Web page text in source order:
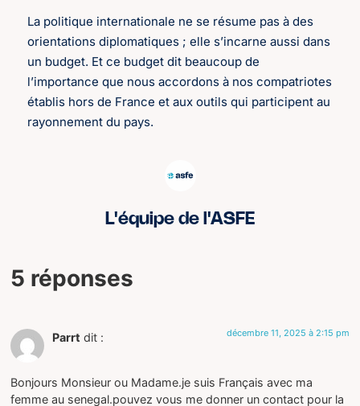
La politique internationale ne se résume pas à des
orientations diplomatiques ; elle s’incarne aussi dans
un budget. Et ce budget dit beaucoup de
l’importance que nous accordons à nos compatriotes
établis hors de France et aux outils qui participent au
rayonnement du pays.
L'équipe de l'ASFE
5 réponses
Parrt dit : décembre 11, 2025 à 2:15 pm
Bonjours Monsieur ou Madame.je suis Français avec ma
femme au senegal.pouvez vous me donner un contact pour la